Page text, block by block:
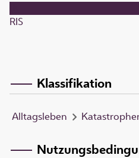
RIS
Klassifikation
Alltagsleben